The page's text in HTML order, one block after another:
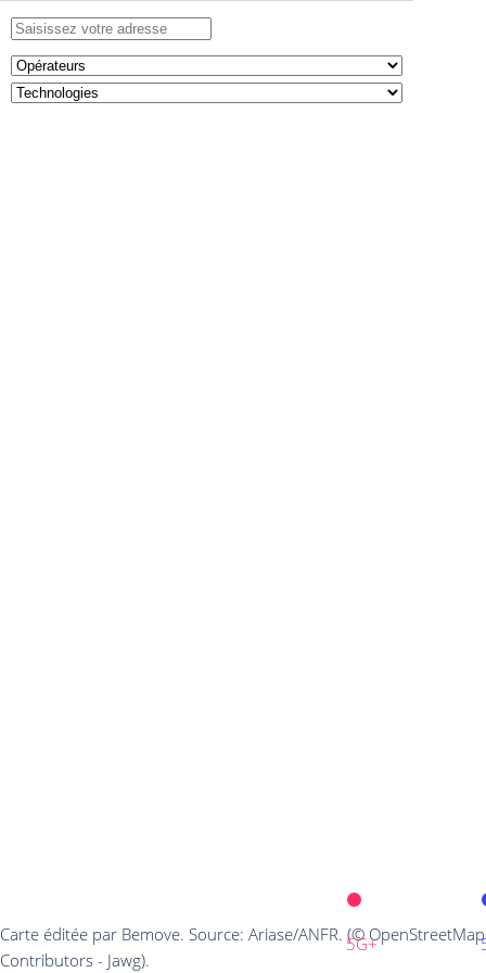
5G+
Carte éditée par Bemove. Source: Ariase/ANFR. (© OpenStreetMap
Contributors - Jawg).